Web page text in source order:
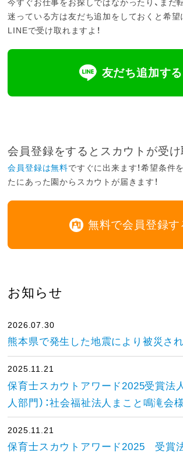
今すぐお仕事をお探しではなかったり、まだ
迷っている方は友だち追加をしておくと希望
LINEで受け取れますよ！
友だち追加する
会員登録をするとスカウトが受け
会員登録は無料ですぐに出来ます！希望条件
たにあった園からスカウトが届きます！
無料で会員登録す
お知らせ
2026.07.30
熊本県で発生した地震により被災さ
2025.11.21
保育士スカウトアワード2025受賞法
人部門）：社会福祉法人まこと鳴滝会
2025.11.21
保育士スカウトアワード2025 受賞法